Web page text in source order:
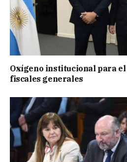
Oxígeno institucional para
fiscales generales